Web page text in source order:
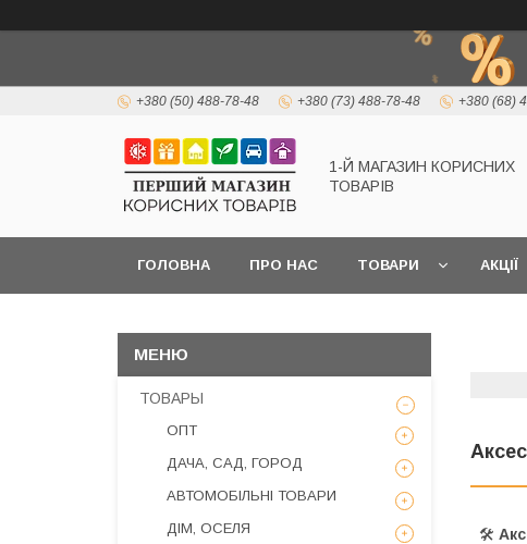
+380 (50) 488-78-48 +380 (73) 488-78-48 +380 (68)
1-Й МАГАЗИН КОРИСНИХ
ТОВАРІВ
ГОЛОВНА ПРО НАС ТОВАРИ АКЦІЇ
🛠️
ТОВАРЫ
ОПТ
ДАЧА, САД, ГОРОД
АВТОМОБІЛЬНІ ТОВАРИ
ДІМ, ОСЕЛЯ